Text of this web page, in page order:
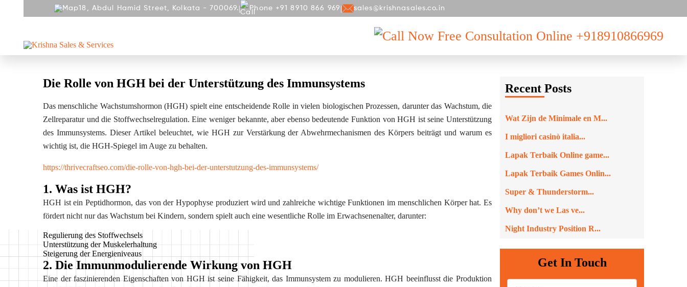
18, Abdul Hamid Street, Kolkata - 700069.| Phone +91 8910 866 969 | sales@krishnasales.co.in
Free Consultation Online +918910866969
Die Rolle von HGH bei der Unterstützung des Immunsystems
Das menschliche Wachstumshormon (HGH) spielt eine entscheidende Rolle in vielen biologischen Prozessen, darunter das Wachstum, die
Zellreparatur und die Stoffwechselregulation. Eine weniger bekannte, aber ebenso bedeutende Funktion von HGH ist seine Unterstützung
des Immunsystems. Dieser Artikel beleuchtet, wie HGH zur Verstärkung der Abwehrmechanismen des Körpers beiträgt und warum es
wichtig ist, die HGH-Spiegel im Auge zu behalten.
https://thrivecraftseo.com/die-rolle-von-hgh-bei-der-unterstutzung-des-immunsystems/
1. Was ist HGH?
HGH ist ein Peptidhormon, das von der Hypophyse produziert wird und zahlreiche wichtige Funktionen im menschlichen Körper hat. Es
fördert nicht nur das Wachstum bei Kindern, sondern spielt auch eine wesentliche Rolle im Erwachsenenalter, darunter:
Regulierung des Stoffwechsels
Unterstützung der Muskelerhaltung
Steigerung der Energieniveaus
2. Die Immunmodulierende Wirkung von HGH
Eine der faszinierenden Eigenschaften von HGH ist seine Fähigkeit, das Immunsystem zu modulieren. HGH beeinflusst die Produktion
Recent Posts
Wat Zijn de Minimale en M...
I migliori casinò italia...
Lapak Terbaik Online game...
Lapak Terbaik Games Onlin...
Super & Thunderstorm...
Why don’t we Las ve...
Night Industry Position R...
Get In Touch